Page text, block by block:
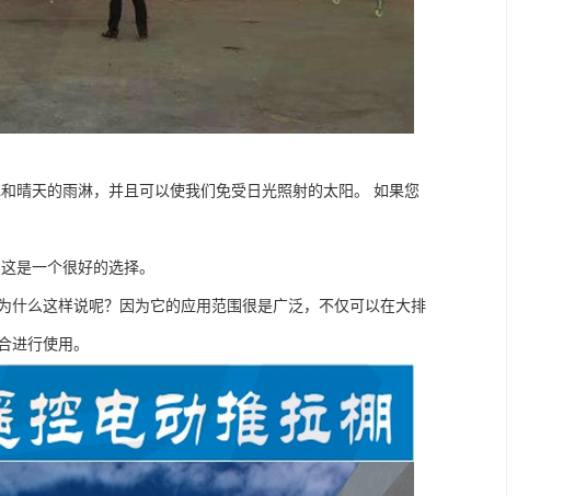
晴天的雨淋，并且可以使我们免受日光照射的太阳。 如果您
是一个很好的选择。
么这样说呢？因为它的应用范围很是广泛，不仅可以在大排
进行使用。